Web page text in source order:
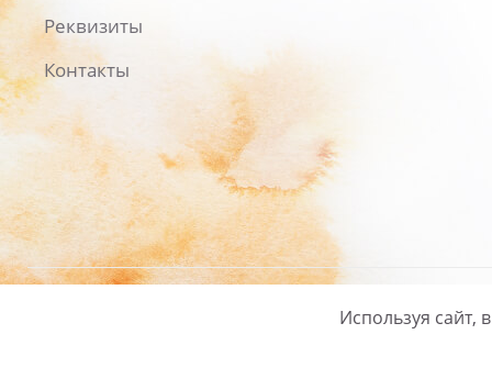
Реквизиты
Контакты
Политика
Используя сайт,